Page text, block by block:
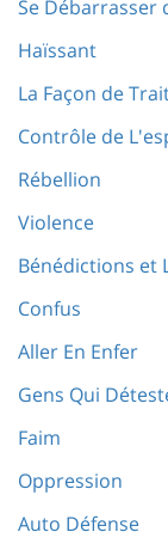
Se Débarrasser
Haïssant
La Façon de
Contrôle de
Rébellion
Violence
Bénédictions et
Confus
Aller En Enfer
Gens Qui
Faim
Oppression
Auto Défense